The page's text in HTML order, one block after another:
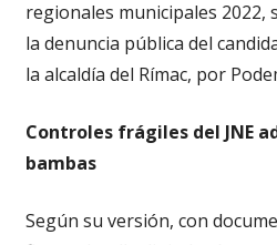
regionales municipales 2022,
la denuncia pública del
la alcaldía del Rímac, por
Controles frágiles del JNE
bambas
Según su versión, con